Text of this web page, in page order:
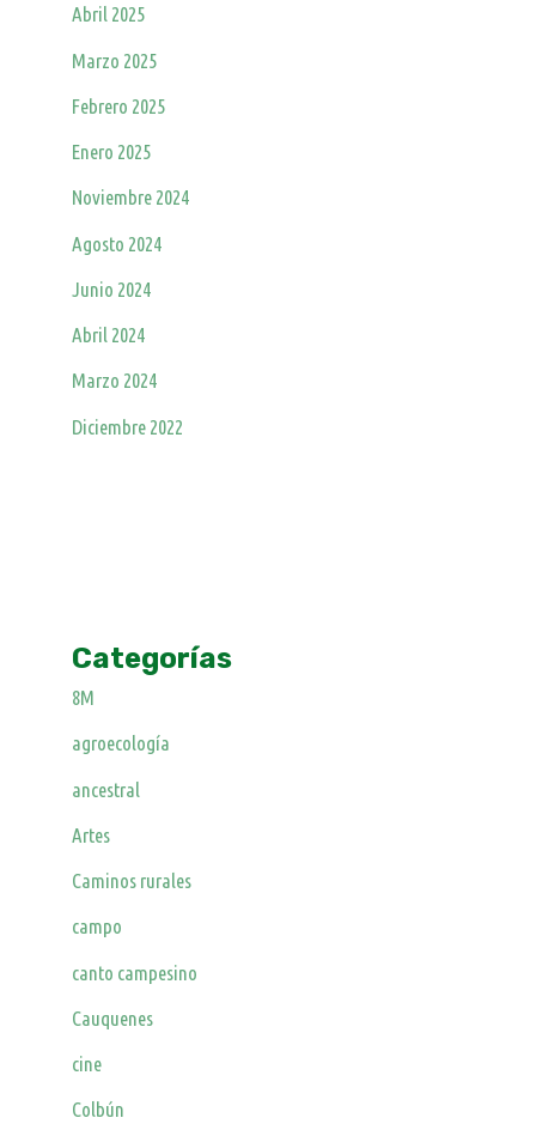
Abril 2025
Marzo 2025
Febrero 2025
Enero 2025
Noviembre 2024
Agosto 2024
Junio 2024
Abril 2024
Marzo 2024
Diciembre 2022
Categorías
8M
agroecología
ancestral
Artes
Caminos rurales
campo
canto campesino
Cauquenes
cine
Colbún